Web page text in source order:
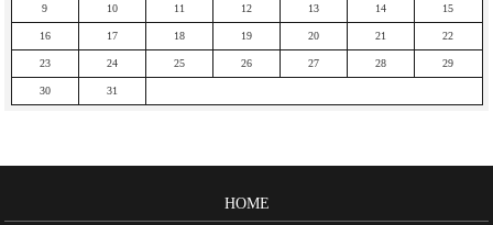
9 10 11 12 13 14 15
16 17 18 19 20 21 22
23 24 25 26 27 28 29
30 31
HOME